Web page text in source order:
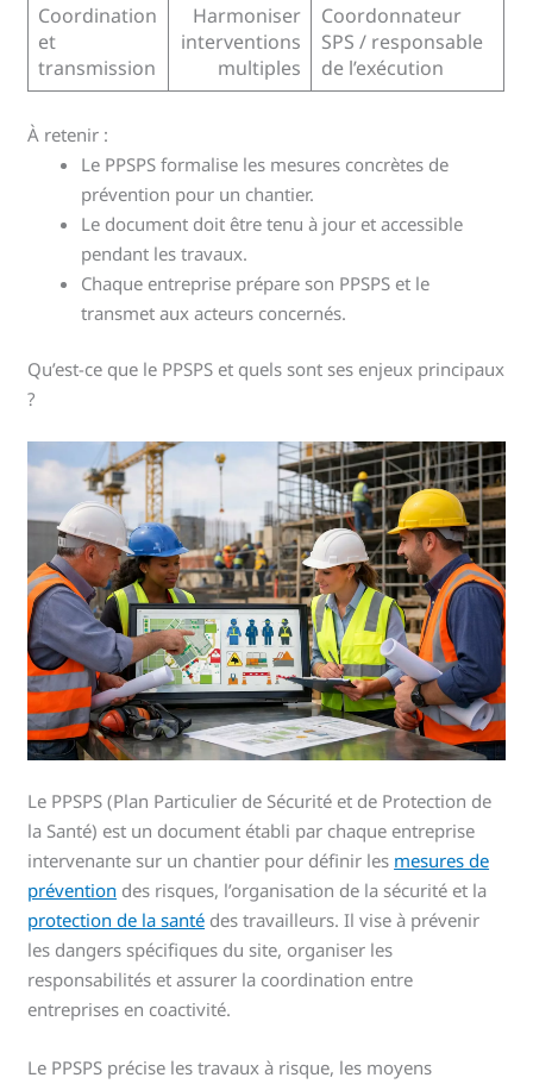
Coordination
et
transmission
Harmoniser
interventions
multiples
Coordonnateur
SPS / responsable
de l’exécution
À retenir :
Le PPSPS formalise les mesures concrètes de
prévention pour un chantier.
Le document doit être tenu à jour et accessible
pendant les travaux.
Chaque entreprise prépare son PPSPS et le
transmet aux acteurs concernés.
Qu’est-ce que le PPSPS et quels sont ses enjeux principaux
?
Le PPSPS (Plan Particulier de Sécurité et de Protection de
la Santé) est un document établi par chaque entreprise
intervenante sur un chantier pour définir les mesures de
prévention des risques, l’organisation de la sécurité et la
protection de la santé des travailleurs. Il vise à prévenir
les dangers spécifiques du site, organiser les
responsabilités et assurer la coordination entre
entreprises en coactivité.
Le PPSPS précise les travaux à risque, les moyens